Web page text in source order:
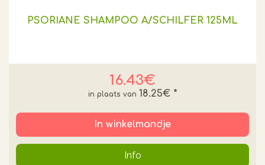
PSORIANE SHAMPOO A/SCHILFER 125ML
16.43€
18.25€ *
In winkelmandje
Info